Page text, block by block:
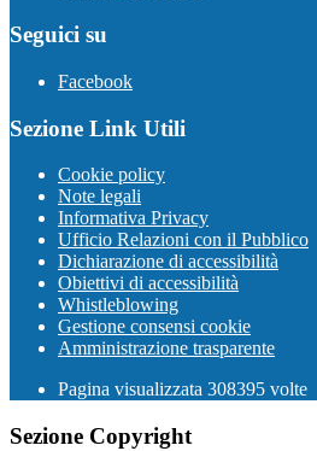
Seguici su
Facebook
Sezione Link Utili
Cookie policy
Note legali
Informativa Privacy
Ufficio Relazioni con il Pubblico
Dichiarazione di accessibilità
Obiettivi di accessibilità
Whistleblowing
Gestione consensi cookie
Amministrazione trasparente
Pagina visualizzata 308395 volte
Sezione Copyright